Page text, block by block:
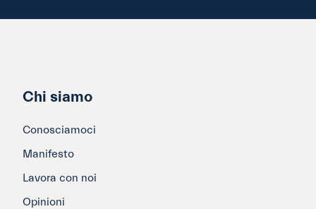
Chi siamo
Conosciamoci
Manifesto
Lavora con noi
Opinioni